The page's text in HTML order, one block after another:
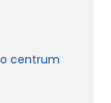
centrum